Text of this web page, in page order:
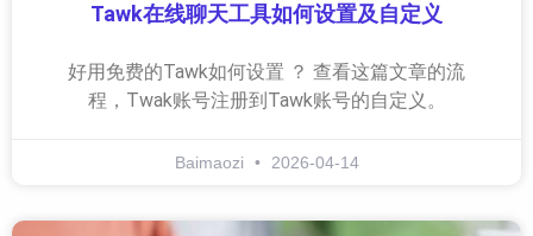
Tawk在线聊天工具如何设置及自定义
好用免费的Tawk如何设置 ？ 查看这篇文章的流
程，Twak账号注册到Tawk账号的自定义。
Baimaozi 2026-04-14